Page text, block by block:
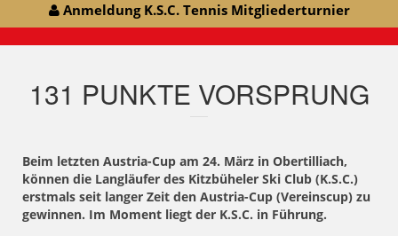
Anmeldung K.S.C. Tennis Mitgliederturnier
131 PUNKTE VORSPRUNG
Beim letzten Austria-Cup am 24. März in Obertilliach,
können die Langläufer des Kitzbüheler Ski Club (K.S.C.)
erstmals seit langer Zeit den Austria-Cup (Vereinscup) zu
gewinnen. Im Moment liegt der K.S.C. in Führung.